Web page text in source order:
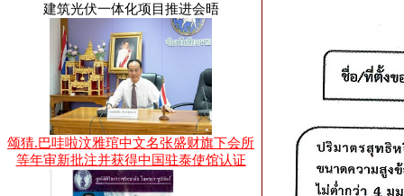
建筑光伏一体化项目推进会晤
颂猜.巴哇啦汶雅琯中文名张盛财旗下会所
等年审新批注并获得中国驻泰使馆认证